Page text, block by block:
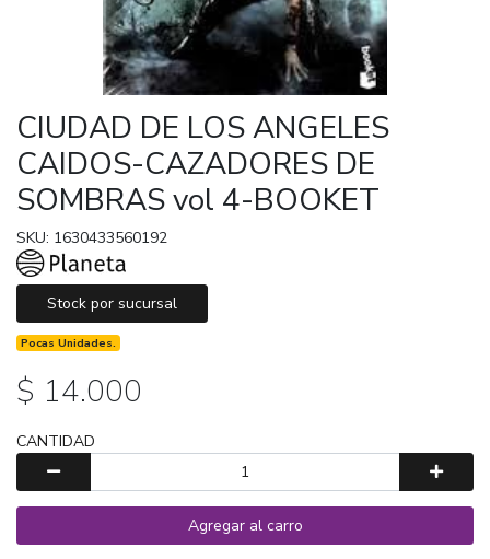
CIUDAD DE LOS ANGELES
CAIDOS-CAZADORES DE
SOMBRAS vol 4-BOOKET
SKU: 1630433560192
Stock por sucursal
Pocas Unidades.
$ 14.000
CANTIDAD
Agregar al carro